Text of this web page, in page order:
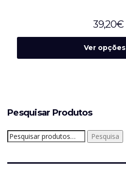
39,20€
Ver opções
Pesquisar Produtos
Pesquisar
por:
Pesquisa